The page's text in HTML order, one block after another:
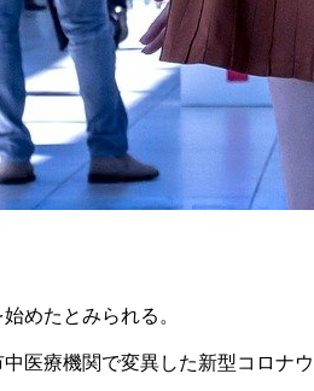
めたとみられる。
医療機関で変異した新型コロナ